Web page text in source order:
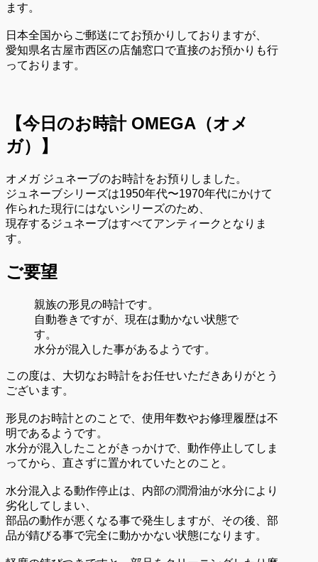
ます。
日本全国からご郵送にてお預かりしておりますが、
愛知県名古屋市西区の店舗窓口で直接のお預かりも行
っております。
【今日のお時計 OMEGA（オメ
ガ）
】
オメガ ジュネーブのお時計をお預りしました。
ジュネーブシリーズは1950年代〜1970年代にかけて
作られた現行にはないシリーズのため、
現存するジュネーブはすべてアンティークとなりま
す。
ご要望
親族の形見の時計です。
自動巻きですが、現在は動かない状態で
す。
水分が混入した事があるようです。
この度は、大切なお時計をお任せいただきありがとう
ございます。
形見のお時計とのことで、使用年数やお修理履歴は不
明であるようです。
水分が混入したことがきっかけで、動作停止してしま
ってから、直さずに置かれていたとのこと。
水分混入よる動作停止は、内部の潤滑油が水分により
劣化してしまい、
部品の動作が悪くなる事で発生しますが、その後、部
品が錆びる事で完全に動かかない状態になります。